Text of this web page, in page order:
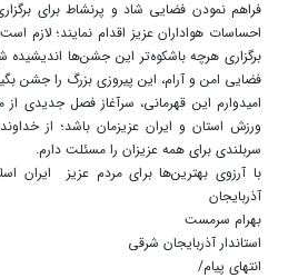
فراهم نمودن فضایی شاد و پرنشاط برای
احساسات هواداران عزیز اقدام نمایند؛ لازم
برگزاری هرچه باشکوه‌تر این جشن‌ها اندیشیده
فضایی امن و آرام، این پیروزی بزرگ را جشن
امیدوارم این قهرمانی، سرآغاز فصل جدیدی از
ورزش استان و ایران عزیزمان باشد؛ از
سربلندی برای همه عزیزان را مسئلت دارم.
با آرزوی بهترین‌ها برای مردم عزیز
آذربایجان
بهرام سرمست
استاندار آذربایجان شرقی
انتهای پیام/